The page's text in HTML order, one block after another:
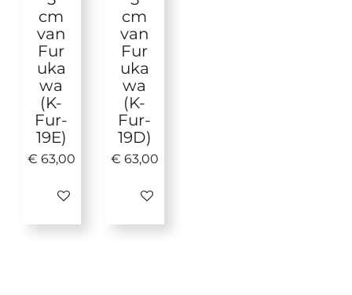
cm
van
Fur
uka
wa
(K-
Fur-
19E)
€ 63,00
In winkelwagen
cm
van
Fur
uka
wa
(K-
Fur-
19D)
€ 63,00
In winkelwagen